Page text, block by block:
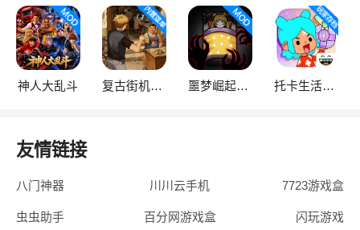
神人大乱斗 复古街机大亨 噩梦崛起：生存 托卡生活：世界
友情链接
八门神器 川川云手机 7723游戏盒
虫虫助手 百分网游戏盒 闪玩游戏